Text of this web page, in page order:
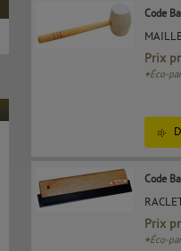
Code
Prix
+Éco-
Code
Prix
+Éco-